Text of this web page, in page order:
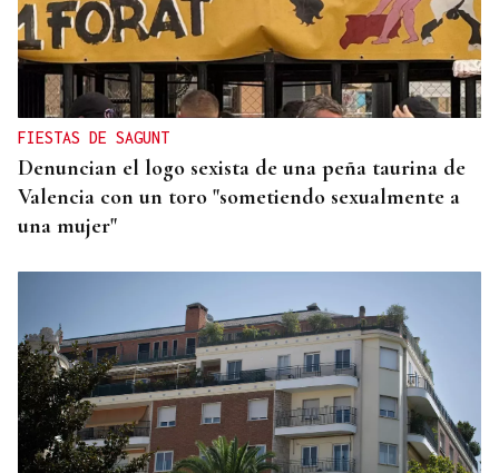
FIESTAS DE SAGUNT
Denuncian el logo sexista de una peña taurina de
Valencia con un toro "sometiendo sexualmente a
una mujer"